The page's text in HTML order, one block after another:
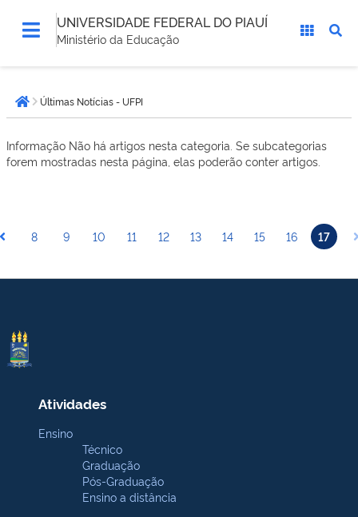
UNIVERSIDADE FEDERAL DO PIAUÍ
Ministério da Educação
está
aqui:Página inicial
Últimas Notícias - UFPI
Informação Não há artigos nesta categoria. Se subcategorias
forem mostradas nesta página, elas poderão conter artigos.
8 9 10 11 12 13 14 15 16 17
Atividades
Ensino
Técnico
Graduação
Pós-Graduação
Ensino a distância